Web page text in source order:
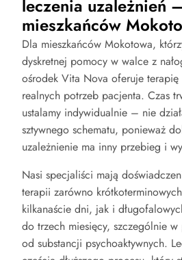
leczenia uzależnień
mieszkańców
Dla mieszkańców Mokotowa,
dyskretnej pomocy w walce z
ośrodek Vita Nova oferuje
realnych potrzeb pacjenta. Czas
ustalamy indywidualnie – nie
sztywnego schematu, ponieważ
uzależnienie ma inny przebieg i
Nasi specjaliści mają
terapii zarówno
kilkanaście dni, jak i
do trzech miesięcy, szczególnie
od substancji psychoaktywnych.